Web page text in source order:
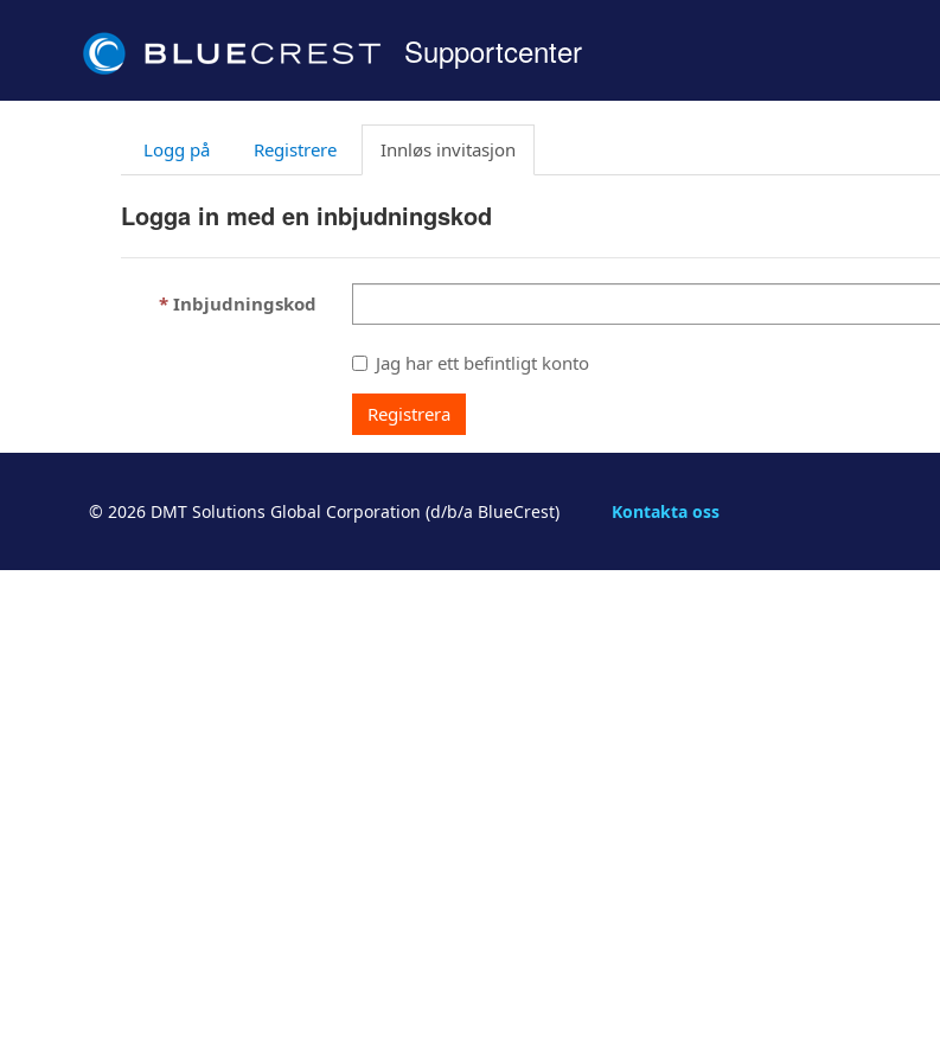
Supportcenter
Logg på Registrere Innløs invitasjon
Logga in med en inbjudningskod
Inbjudningskod
Jag har ett befintligt konto
Registrera
© 2026 DMT Solutions Global Corporation (d/b/a BlueCrest) Kontakta oss